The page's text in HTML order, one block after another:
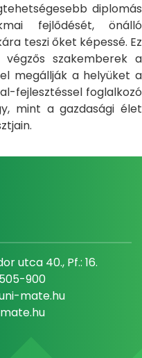
diplomás
fejlődését, önálló
teszi őket képessé. Ez
szakemberek a
megállják a helyüket a
fejlesztéssel foglalkozó
mint a gazdasági élet
utca 40., Pf.: 16.
900
mate.hu